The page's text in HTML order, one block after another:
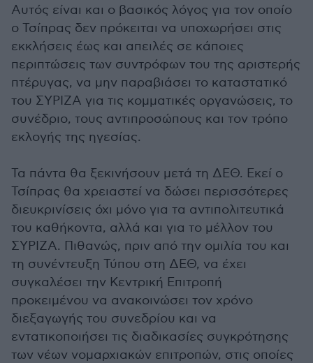
Αυτός είναι και ο βασικός λόγος για τον οποίο
ο Τσίπρας δεν πρόκειται να υποχωρήσει στις
εκκλήσεις έως και απειλές σε κάποιες
περιπτώσεις των συντρόφων του της αριστερής
πτέρυγας, να μην παραβιάσει το καταστατικό
του ΣΥΡΙΖΑ για τις κομματικές οργανώσεις, το
συνέδριο, τους αντιπροσώπους και τον τρόπο
εκλογής της ηγεσίας.
Τα πάντα θα ξεκινήσουν μετά τη ΔΕΘ. Εκεί ο
Τσίπρας θα χρειαστεί να δώσει περισσότερες
διευκρινίσεις όχι μόνο για τα αντιπολιτευτικά
του καθήκοντα, αλλά και για το μέλλον του
ΣΥΡΙΖΑ. Πιθανώς, πριν από την ομιλία του και
τη συνέντευξη Τύπου στη ΔΕΘ, να έχει
συγκαλέσει την Κεντρική Επιτροπή
προκειμένου να ανακοινώσει τον χρόνο
διεξαγωγής του συνεδρίου και να
εντατικοποιήσει τις διαδικασίες συγκρότησης
των νέων νομαρχιακών επιτροπών, στις οποίες